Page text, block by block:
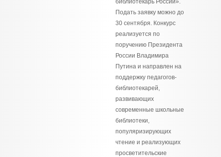
библиотекарь России».
Подать заявку можно до
30 сентября. Конкурс
реализуется по
поручению Президента
России Владимира
Путина и направлен на
поддержку педагогов-
библиотекарей,
развивающих
современные школьные
библиотеки,
популяризирующих
чтение и реализующих
просветительские